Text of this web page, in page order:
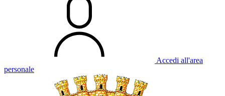
Accedi all'area
personale